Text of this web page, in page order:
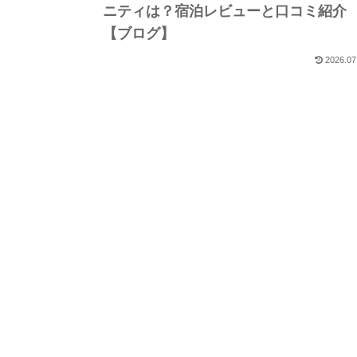
ニティは？宿泊レビューと口コミ紹介
【ブログ】